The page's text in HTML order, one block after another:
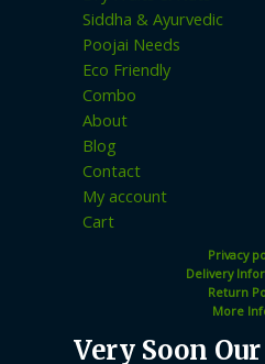
Siddha & Ayurvedic
Poojai Needs
Eco Friendly
Combo
About
Blog
Contact
My account
Cart
Privacy
Delivery
Return
More
Very Soon